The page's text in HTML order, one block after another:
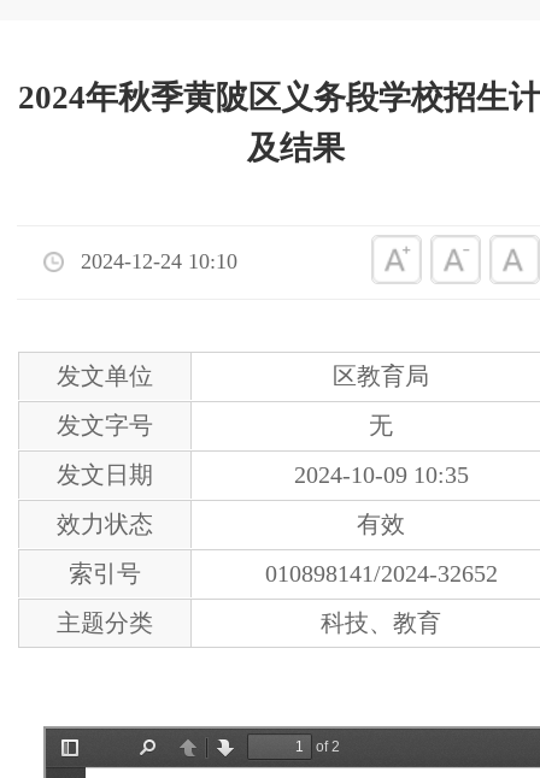
2024年秋季黄陂区义务段学校招生
及结果
2024-12-24 10:10
发文单位
区教育局
发文字号
无
发文日期
2024-10-09 10:35
效力状态
有效
索引号
010898141/2024-32652
主题分类
科技、教育